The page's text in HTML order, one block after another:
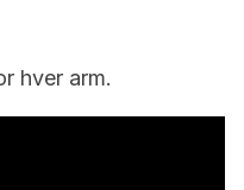
hver arm.